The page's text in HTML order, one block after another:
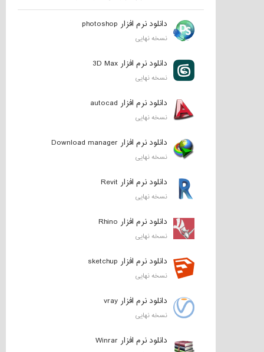
دانلود نرم افزار photoshop
نسخه نهایی
دانلود نرم افزار 3D Max
نسخه نهایی
دانلود نرم افزار autocad
نسخه نهایی
دانلود نرم افزار Download manager
نسخه نهایی
دانلود نرم افزار Revit
نسخه نهایی
دانلود نرم افزار Rhino
نسخه نهایی
دانلود نرم افزار sketchup
نسخه نهایی
دانلود نرم افزار vray
نسخه نهایی
دانلود نرم افزار Winrar